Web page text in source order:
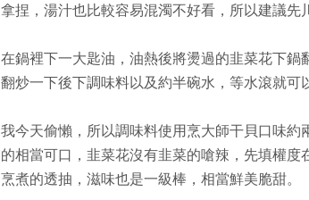
拿捏，湯汁也比較容易混濁不好看，所以建議先
在鍋裡下一大匙油，油熱後將燙過的韭菜花下鍋
翻炒一下後下調味料以及約半碗水，等水滾就可
我今天偷懶，所以調味料使用烹大師干貝口味約
的相當可口，韭菜花沒有韭菜的嗆辣，先填權度
烹煮的透抽，滋味也是一級棒，相當鮮美脆甜。